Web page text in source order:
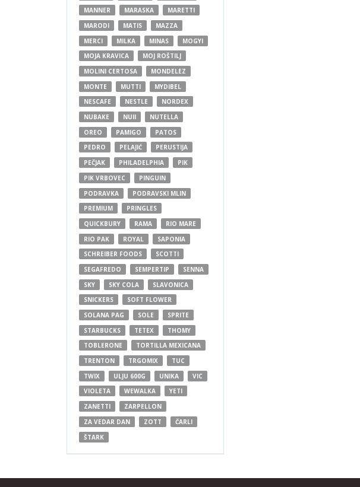
MANNER
MARASKA
MARETTI
MARODI
MATIS
MAZZA
MERCI
MILKA MINAS
MOGYI
MOJA KRAVICA
MOJ ROŠTILJ
MOLINI CERTOSA
MONDELEZ
MONTE
MUTTI
MYDIBEL
NESCAFE
NESTLE
NORDEX
NUBAKE
NUII
NUTELLA
OREO
PAMIGO
PATOS
PEDRO
PELAJIĆ
PERUSTIJA
PEČJAK
PHILADELPHIA
PIK
PIK VRBOVEC
PINGUIN
PODRAVKA
PODRAVSKI MLIN
PREMIUM
PRINGLES
QUICKBURY
RAMA
RIO MARE
RIO PAK
ROYAL
SAPONIA
SCHREIBER FOODS
SCOTTI
SEGAFREDO
SEMPERTIP
SENNA
SKY
SKY COLA
SLAVONICA
SNICKERS
SOFT FLOWER
SOLANA PAG
SOLE
SPRITE
STARBUCKS
TETEX
THOMY
TOBLERONE
TORTILLA MEXICANA
TRENTON
TRGOMIX
TUC
TWIX
ULJU 600G UNIKA
VIC
VIOLETA
WEWALKA
YETI
ZANETTI
ZARPELLON
ZA VEDAR DAN
ZOTT
ČARLI
ŠTARK